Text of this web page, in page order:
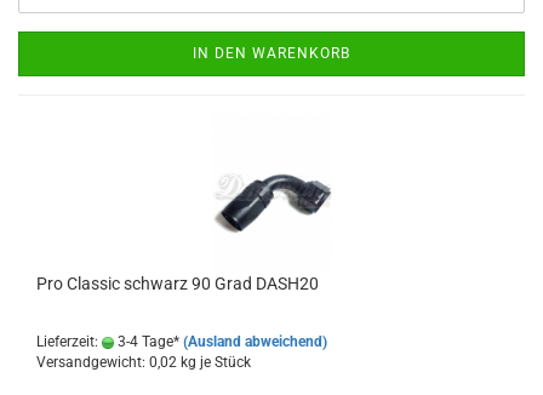
IN DEN WARENKORB
Pro Clas­sic schwarz 90 Grad DASH20
Lieferzeit: 3-4 Tage* (Ausland abweichend)
Versandgewicht: 0,02 kg je Stück